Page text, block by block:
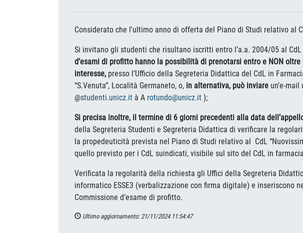
Considerato che l'ultimo anno di offerta del Piano di Studi relativo al
Si invitano gli studenti che risultano iscritti entro l’a.a. 2004/05 al
d’esami di profitto hanno la possibilità di prenotarsi entro e NON
interesse, presso l’Ufficio della Segreteria Didattica del CdL in
“S.Venuta”, Località Germaneto, o, in alternativa, può inviare un’e-
@studenti.unicz.it à A rotundo@unicz.it );
Si precisa inoltre, il termine di 6 giorni precedenti alla data
della Segreteria Studenti e Segreteria Didattica di verificare la
la propedeuticità prevista nel Piano di Studi relativo al CdL
quello previsto per i CdL suindicati, visibile sul sito del CdL in
Verificata la regolarità della richiesta gli Uffici della Segreteria
informatico ESSE3 (verbalizzazione con firma digitale) e
Commissione d’esame di profitto.
Ultimo aggiornamento: 21/11/2024 11:54:47